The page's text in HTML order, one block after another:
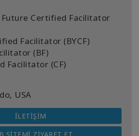
Certified Facilitator
Facilitator (BYCF)
(BF)
Facilitator (CF)
USA
İLETIŞIM